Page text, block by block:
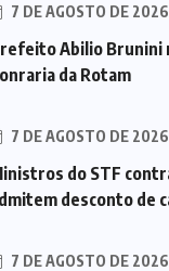
7 DE AGOSTO DE 2026
Abilio Brunini
da Rotam
7 DE AGOSTO DE 2026
do STF
desconto de
7 DE AGOSTO DE 2026